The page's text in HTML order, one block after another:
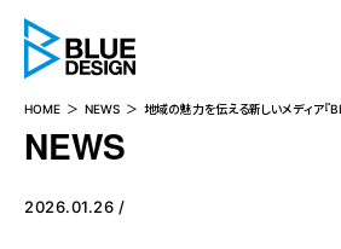
HOME NEWS 地域の魅力を伝える新しいメディア『
NEWS
2026.01.26 /